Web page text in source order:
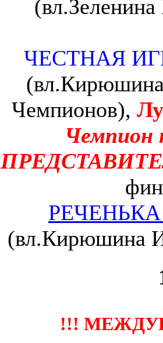
ЧЕСТНАЯ
Чемпионов),
(вл.Кирюшина
!!!